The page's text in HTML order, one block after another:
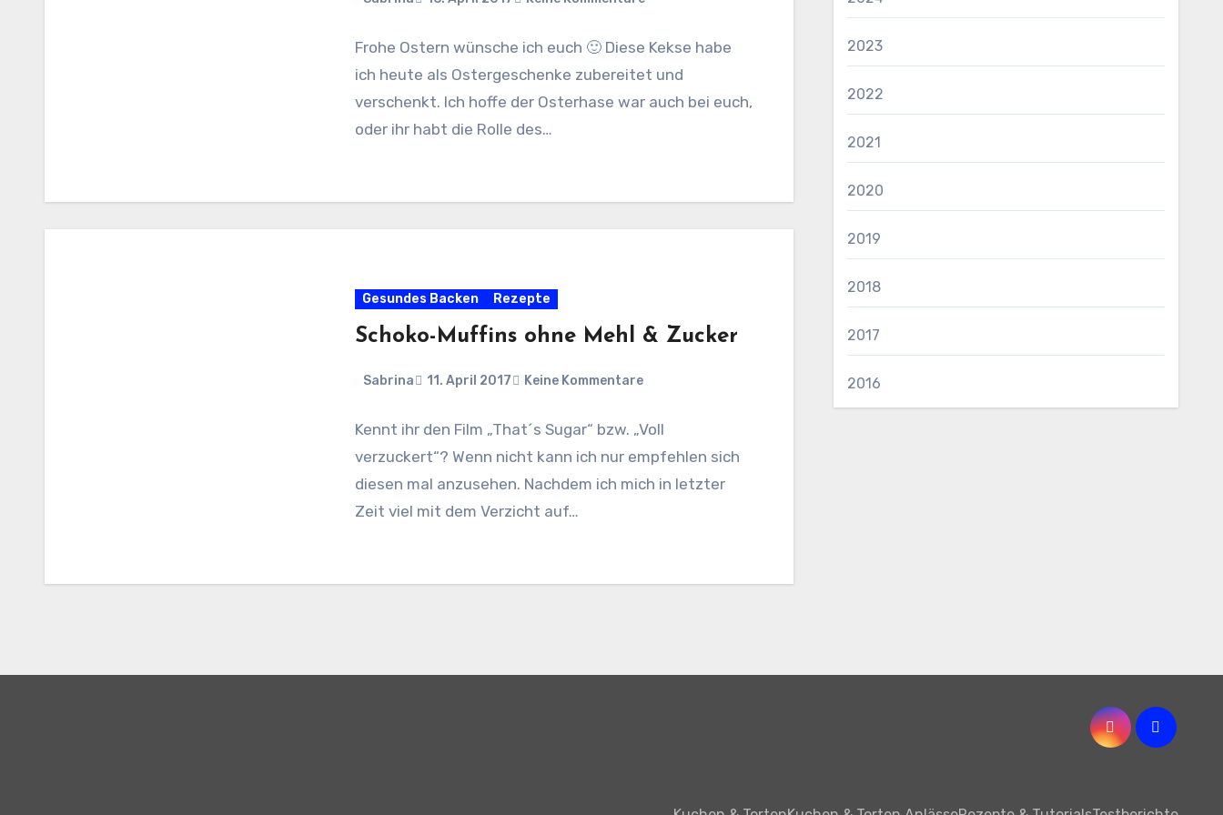
Frohe Ostern wünsche ich euch 🙂 Diese Kekse habe
ich heute als Ostergeschenke zubereitet und
verschenkt. Ich hoffe der Osterhase war auch bei euch,
oder ihr habt die Rolle des…
Gesundes Backen Rezepte
Schoko-Muffins ohne Mehl & Zucker
Sabrina 11. April 2017 Keine Kommentare
Kennt ihr den Film „That´s Sugar“ bzw. „Voll
verzuckert“? Wenn nicht kann ich nur empfehlen sich
diesen mal anzusehen. Nachdem ich mich in letzter
Zeit viel mit dem Verzicht auf…
2023
2022
2021
2020
2019
2018
2017
2016